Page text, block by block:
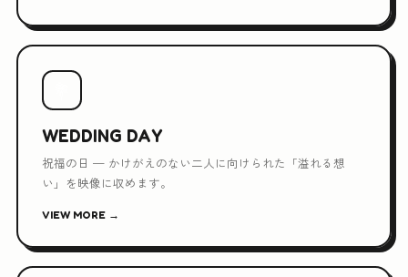
WEDDING DAY
祝福の日 — かけがえのない二人に向けられた「溢れる想
い」を映像に収めます。
VIEW MORE →